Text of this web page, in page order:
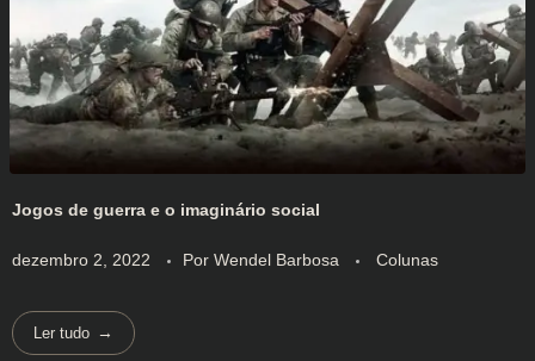
Jogos de guerra e o imaginário social
dezembro 2, 2022 Por Wendel Barbosa Colunas
Ler tudo